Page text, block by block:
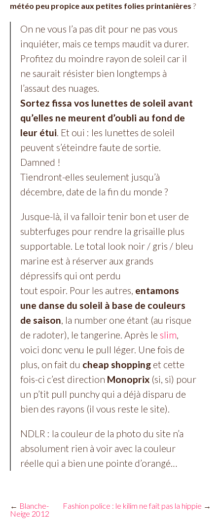
météo peu propice aux petites folies printanières ?
On ne vous l’a pas dit pour ne pas vous
inquiéter, mais ce temps maudit va durer.
Profitez du moindre rayon de soleil car il
ne saurait résister bien longtemps à
l’assaut des nuages.
Sortez fissa vos lunettes de soleil avant
qu’elles ne meurent d’oubli au fond de
leur étui . Et oui : les lunettes de soleil
peuvent s’éteindre faute de sortie.
Damned !
Tiendront-elles seulement jusqu’à
décembre, date de la fin du monde ?
Jusque-là, il va falloir tenir bon et user de
subterfuges pour rendre la grisaille plus
supportable. Le total look noir / gris / bleu
marine est à réserver aux grands
dépressifs qui ont perdu
tout espoir. Pour les autres, entamons
une danse du soleil à base de couleurs
de saison , la number one étant (au risque
de radoter), le tangerine. Après le slim
voici donc venu le pull léger. Une fois de
plus, on fait du cheap shopping et cette
fois-ci c’est direction Monoprix (si, si) pour
un p’tit pull punchy qui a déjà disparu de
bien des rayons (il vous reste le site).
NDLR : la couleur de la photo du site n’a
absolument rien à voir avec la couleur
réelle qui a bien une pointe d’orangé…
Fashion police : le kilim ne fait pas la hippie →
← Blanche-
Neige 2012